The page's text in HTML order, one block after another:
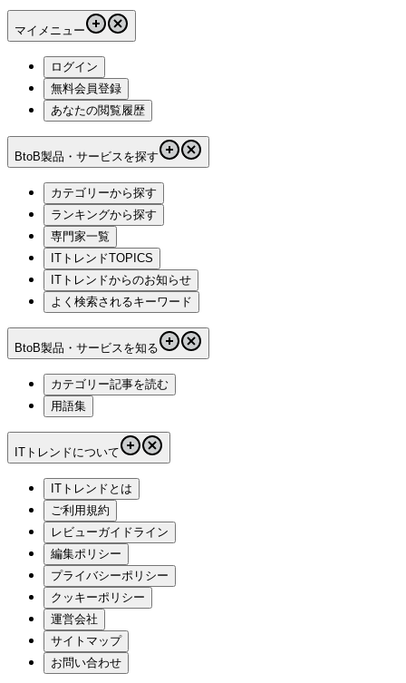
マイメニュー
ログイン
無料会員登録
あなたの閲覧履歴
BtoB製品・サービスを探す
カテゴリーから探す
ランキングから探す
専門家一覧
ITトレンドTOPICS
ITトレンドからのお知らせ
よく検索されるキーワード
BtoB製品・サービスを知る
カテゴリー記事を読む
用語集
ITトレンドについて
ITトレンドとは
ご利用規約
レビューガイドライン
編集ポリシー
プライバシーポリシー
クッキーポリシー
運営会社
サイトマップ
お問い合わせ